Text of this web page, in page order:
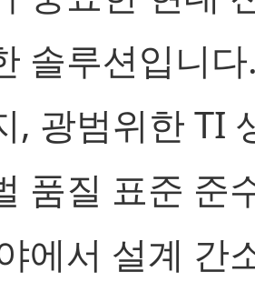
솔루션입니
, 광범위한 TI
품질 표준 준
에서 설계 간